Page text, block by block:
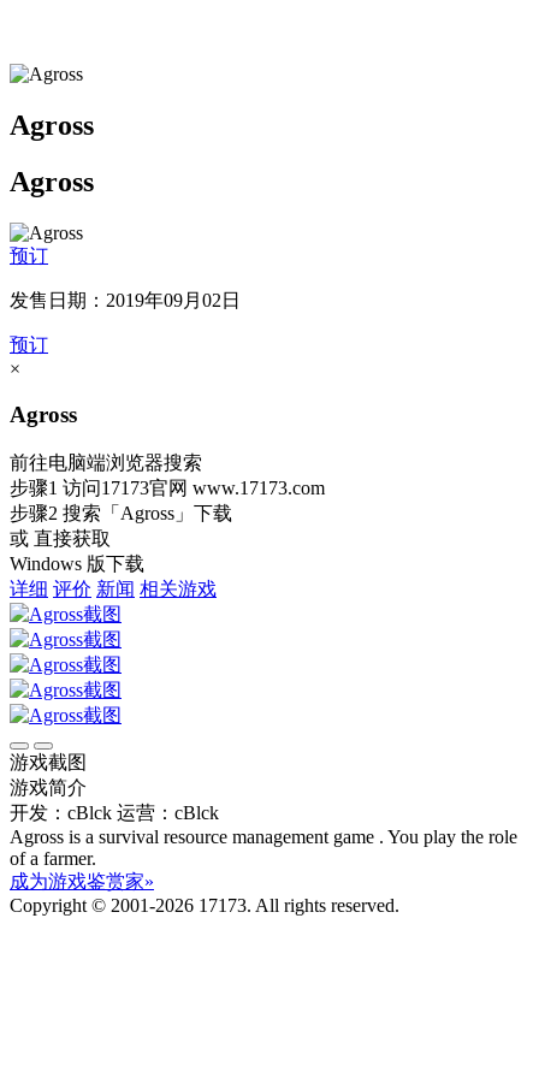
Agross
Agross
预订
发售日期：2019年09月02日
预订
×
Agross
前往电脑端浏览器搜索
步骤1 访问17173官网 www.17173.com
步骤2 搜索 「Agross」 下载
或 直接获取
Windows 版下载
详细 评价 新闻 相关游戏
游戏截图
游戏简介
开发：cBlck 运营：cBlck
Agross is a survival resource management game . You play the role
of a farmer.
成为游戏鉴赏家»
Copyright © 2001-2026 17173. All rights reserved.